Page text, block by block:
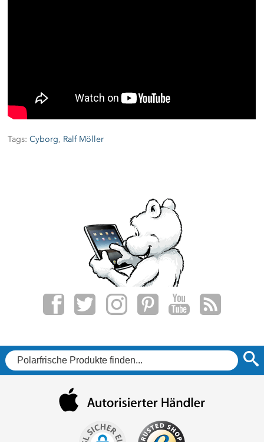
Tags:Cyborg, Ralf Möller
f t i p y r